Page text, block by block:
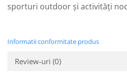
sporturi outdoor și activități
Informatii conformitate produs
Review-uri (0)